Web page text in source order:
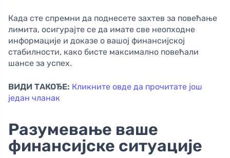
Када сте спремни да поднесете захтев за повећање
лимита, осигурајте се да имате све неопходне
информације и доказе о вашој финансијској
стабилности, како бисте максимално повећали
шансе за успех.
ВИДИ ТАКОЂЕ: Кликните овде да прочитате још
један чланак
Разумевање ваше
финансијске ситуације